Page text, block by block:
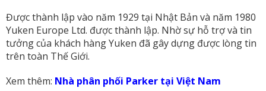
Được thành lập vào năm 1929 tại Nhật Bản và năm 1980
Yuken Europe Ltd. được thành lập. Nhờ sự hỗ trợ và tin
tưởng của khách hàng Yuken đã gây dựng được lòng tin
trên toàn Thế Giới.
Xem thêm: Nhà phân phối Parker tại Việt Nam